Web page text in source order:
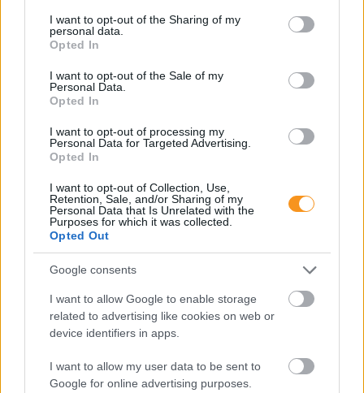
not limited to your visit or usage behaviour. You may click to
grant or deny consent to Google and its third-party tags to
use your data for below specified purposes in below Google
consent section.
I want to opt-out of the Sharing of my
personal data.
Opted In
I want to opt-out of the Sale of my
Personal Data.
Opted In
I want to opt-out of processing my
Personal Data for Targeted Advertising.
Opted In
I want to opt-out of Collection, Use,
Retention, Sale, and/or Sharing of my
Personal Data that Is Unrelated with the
Purposes for which it was collected.
Opted Out
Google consents
I want to allow Google to enable storage
related to advertising like cookies on web or
device identifiers in apps.
I want to allow my user data to be sent to
Google for online advertising purposes.
Erre (is) kínál megoldást a
Pozitív Fegyelmezés az
iskolábanmódszertana, amelyet az elmúlt két
évben egy Erasmus+ partnerségi projekt keretében
próbáltak ki hat európai ország iskoláiban, a makói
Pelusos gyerek az oviban: Minden
pelenkás gyerekek fogadását?
Minden esetben kötelessége-e az óvodának
szabályokat kötelező betartani a pelenkázó
helyiségben? Mi a helyzet az sni-s pelenkás
gyermekekkel, akiknél gyakrabban előfordulhat,